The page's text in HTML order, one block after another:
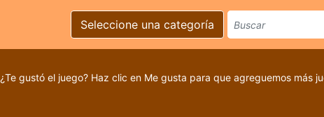
Seleccione una categoría
¿Te gustó el juego? Haz clic en Me gusta para que agreguemos más